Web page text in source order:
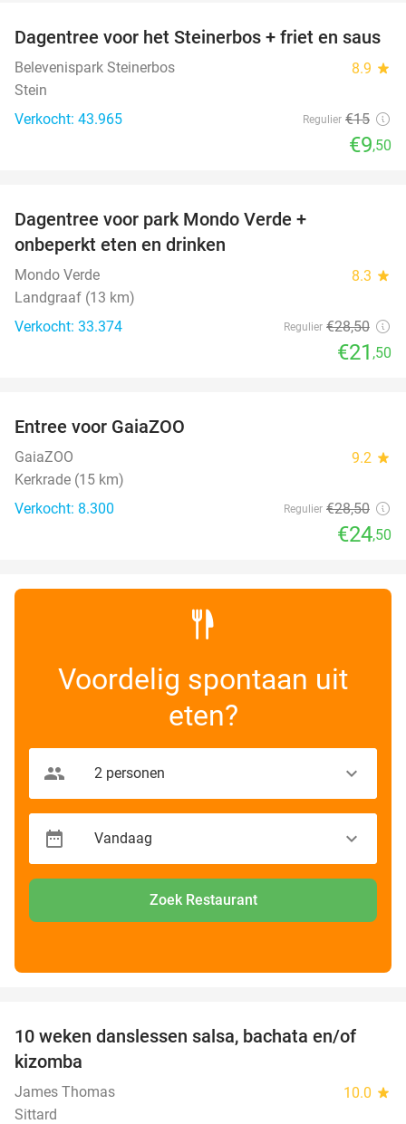
37%
Dagentree voor het Steinerbos + friet en saus
Belevenispark Steinerbos 8.9 star
Stein
Verkocht: 43.965
Regulier €15
€9,50
Dagentree voor park Mondo Verde +
onbeperkt eten en drinken
Mondo Verde 8.3 star
Landgraaf (13 km)
Verkocht: 33.374
Regulier €28,50
€21 ,50
Entree voor GaiaZOO
GaiaZOO 9.2 star
Kerkrade (15 km)
Verkocht: 8.300
Regulier €28,50
€24,50
Voordelig spontaan uit
eten?
Zoek Restaurant
56%
10 weken danslessen salsa, bachata en/of
kizomba
James Thomas 10.0 star
Sittard